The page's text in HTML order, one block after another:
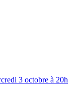
3 octobre à 20h